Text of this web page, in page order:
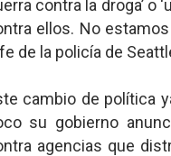
contra la droga’ o
ellos. No
de la policía de
cambio de política
su gobierno
agencias que